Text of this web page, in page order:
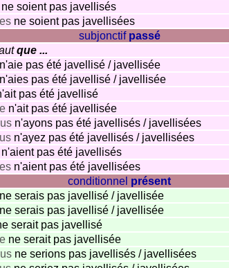
ne soient pas javellisés
ne soient pas javellisées
subjonctif passé
que ...
n'aie pas été javellisé / javellisée
n'aies pas été javellisé / javellisée
pas été javellisé
n'ait pas été javellisée
n'ayons pas été javellisés / javellisées
n'ayez pas été javellisés / javellisées
n'aient pas été javellisés
n'aient pas été javellisées
conditionnel présent
ne serais pas javellisé / javellisée
ne serais pas javellisé / javellisée
serait pas javellisé
ne serait pas javellisée
ne serions pas javellisés / javellisées